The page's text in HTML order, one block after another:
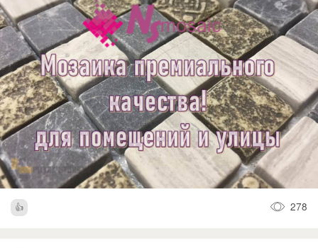
278